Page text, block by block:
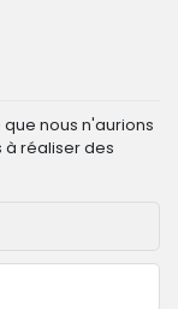
nous n'aurions
réaliser des